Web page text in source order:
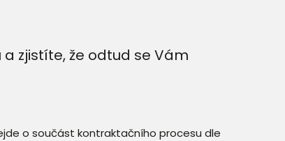
zjistíte, že odtud se Vám
o součást kontraktačního procesu dle